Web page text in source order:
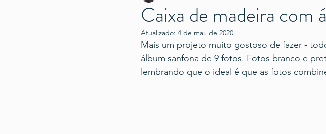
Caixa de madeira com
Atualizado: 4 de mai. de 2020
Mais um projeto muito gostoso de fazer -
álbum sanfona de 9 fotos. Fotos branco e
lembrando que o ideal é que as fotos